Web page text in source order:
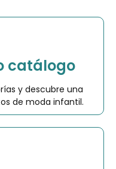
catálogo
y descubre una
de moda infantil.